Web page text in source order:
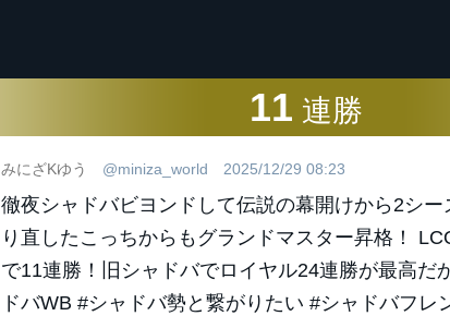
11 連勝
みにざKゆう @miniza_world 2025/12/29 08:23
徹夜シャドバビヨンドして伝説の幕開けから2シ
り直したこっちからもグランドマスター昇格！
で11連勝！旧シャドバでロイヤル24連勝が最高だ
ドバWB #シャドバ勢と繋がりたい #シャドバフレ